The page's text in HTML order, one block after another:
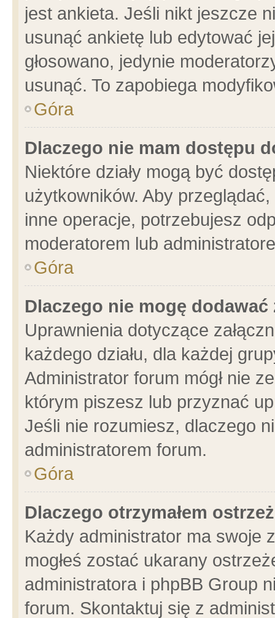
jest ankieta. Jeśli nikt jeszcze
usunąć ankietę lub edytować
głosowano, jedynie
usunąć. To zapobiega
Góra
Dlaczego nie mam dostępu
Niektóre działy mogą być
użytkowników. Aby
inne operacje, potrzebujesz
moderatorem lub
Góra
Dlaczego nie mogę dodawać
Uprawnienia dotyczące
każdego działu, dla każdej
Administrator forum mógł nie
którym piszesz lub przyznać
Jeśli nie rozumiesz, dlaczego
administratorem forum.
Góra
Dlaczego otrzymałem
Każdy administrator ma swoje
mogłeś zostać ukarany
administratora i phpBB Group
forum. Skontaktuj się z